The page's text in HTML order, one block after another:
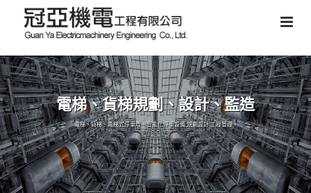
電梯、貨梯規劃、設計、監造
電梯、貨梯、電梯式停車塔、智能化停車設備,規劃設計,工程管理。